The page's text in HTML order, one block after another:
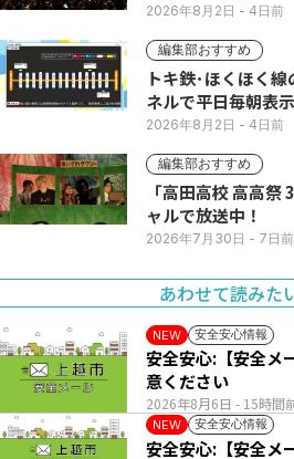
2026年8月2日 - 4日前
編集部おすすめ
トキ鉄･ほくほく線の運行案
ネルで平日毎朝表示
2026年8月2日 - 4日前
編集部おすすめ
「高田高校 高高
ャルで放送中！
2026年7月30日 - 7日前
あわせて読みた
NEW 安全安心情報
2026年8月6日 - 15時間
安全安心:【安全メ
意ください
NEW 安全安心情報
安全安心:【安全メ